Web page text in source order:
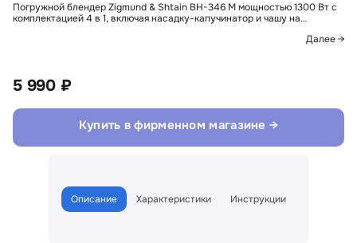
Погружной блендер Zigmund & Shtain BH-346 M мощностью 1300 Вт с
комплектацией 4 в 1, включая насадку-капучинатор и чашу на…
Далее →
5 990 ₽
Купить в фирменном магазине →
Описание Характеристики Инструкции